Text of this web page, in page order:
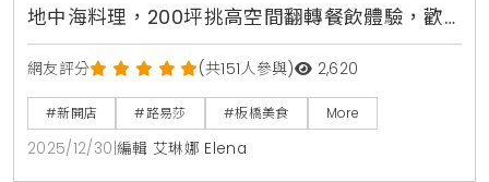
地中海料理，200坪挑高空間翻轉餐飲體驗，歡
慶開幕限時88折優惠中
網友評分 (共151人參與) 2,620
#新開店 #路易莎 #板橋美食 More
2025/12/30 編輯 艾琳娜 Elena